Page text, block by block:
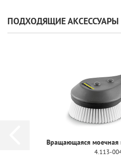
ПОДХОДЯЩИЕ АКСЕССУАРЫ
Вращающаяся моечная
4.113-